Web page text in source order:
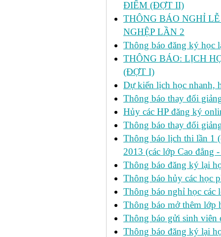
ĐIỂM (ĐỢT II)
THÔNG BÁO NGHỈ
NGHỆP LẦN 2
Thông báo đăng ký học
THÔNG BÁO: LỊCH
(ĐỢT I)
Dự kiến lịch học nhanh,
Thông báo thay đổi
Hủy các HP đăng ký
Thông báo thay đổi
Thông báo lịch thi lần 1
2013 (các lớp Cao đẳng
Thông báo đăng ký lại
Thông báo hủy các học
Thông báo nghỉ học các
Thông báo mở thêm lớp
Thông báo gửi sinh viên
Thông báo đăng ký lại